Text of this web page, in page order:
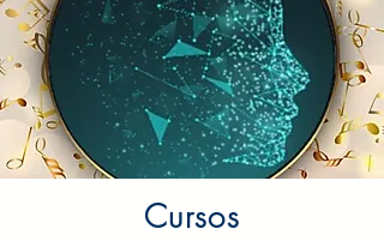
Cursos